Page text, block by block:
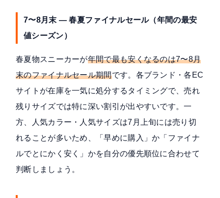
7〜8月末 — 春夏ファイナルセール（年間の最安
値シーズン）
春夏物スニーカーが年間で最も安くなるのは7〜8月
末のファイナルセール期間です。各ブランド・各EC
サイトが在庫を一気に処分するタイミングで、売れ
残りサイズでは特に深い割引が出やすいです。一
方、人気カラー・人気サイズは7月上旬には売り切
れることが多いため、「早めに購入」か「ファイナ
ルでとにかく安く」かを自分の優先順位に合わせて
判断しましょう。